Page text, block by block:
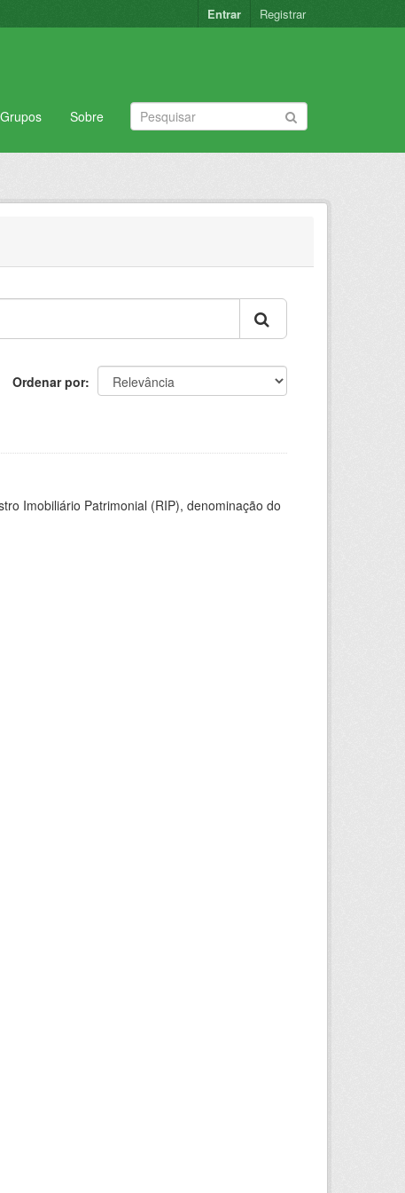
Entrar Registrar
Grupos Sobre
Ordenar por
Imobiliário Patrimonial (RIP), denominação do